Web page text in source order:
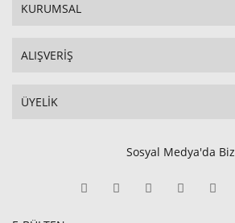
KURUMSAL
ALIŞVERİŞ
ÜYELİK
Sosyal Medya'da Biz